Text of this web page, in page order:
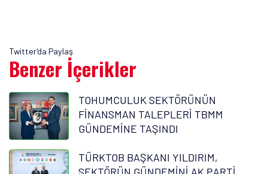
Twitter'da Paylaş
Benzer İçerikler
TOHUMCULUK SEKTÖRÜNÜN
FİNANSMAN TALEPLERİ TBMM
GÜNDEMİNE TAŞINDI
TÜRKTOB BAŞKANI YILDIRIM,